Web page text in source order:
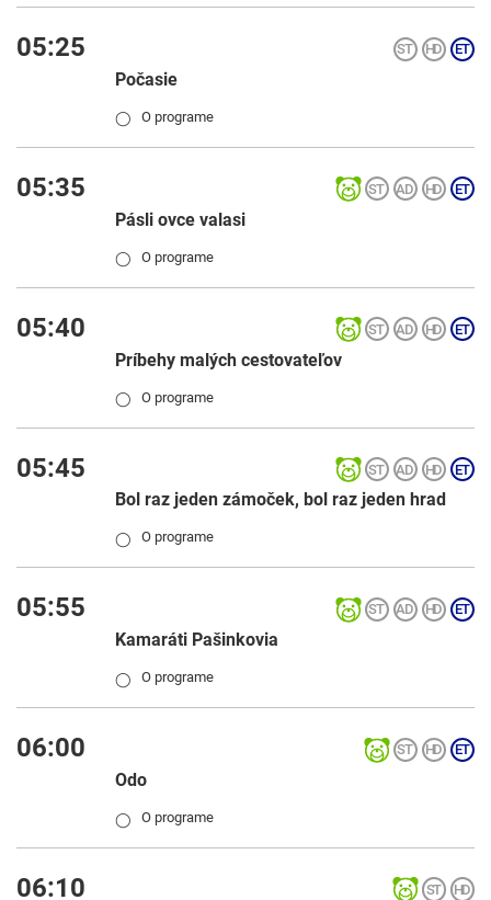
05:25
Počasie
◯ O programe
05:35
Pásli ovce valasi
◯ O programe
05:40
Príbehy malých cestovateľov
◯ O programe
05:45
Bol raz jeden zámoček, bol raz jeden hrad
◯ O programe
05:55
Kamaráti Pašinkovia
◯ O programe
06:00
Odo
◯ O programe
06:10